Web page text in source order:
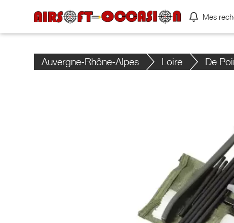
Mes
Auvergne-Rhône-Alpes Loire De